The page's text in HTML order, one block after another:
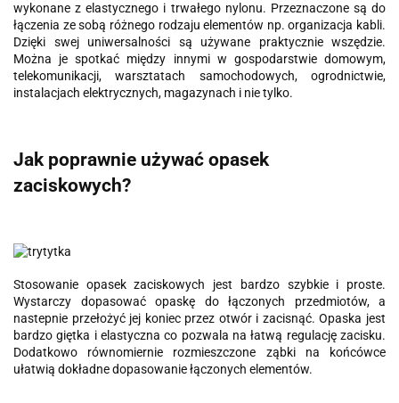
wykonane z elastycznego i trwałego nylonu. Przeznaczone są do
łączenia ze sobą różnego rodzaju elementów np. organizacja kabli.
Dzięki swej uniwersalności są używane praktycznie wszędzie.
Można je spotkać między innymi w gospodarstwie domowym,
telekomunikacji, warsztatach samochodowych, ogrodnictwie,
instalacjach elektrycznych, magazynach i nie tylko.
Jak poprawnie używać opasek
zaciskowych?
Stosowanie opasek zaciskowych jest bardzo szybkie i proste.
Wystarczy dopasować opaskę do łączonych przedmiotów, a
nastepnie przełożyć jej koniec przez otwór i zacisnąć. Opaska jest
bardzo giętka i elastyczna co pozwala na łatwą regulację zacisku.
Dodatkowo równomiernie rozmieszczone ząbki na końcówce
ułatwią dokładne dopasowanie łączonych elementów.